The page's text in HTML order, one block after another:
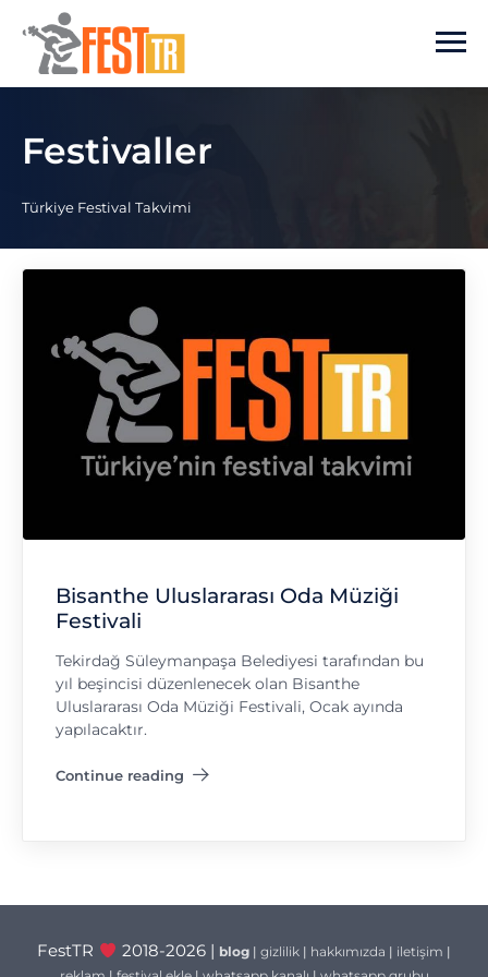
Ana içeriğe atla
Festivaller
Türkiye Festival Takvimi
Bisanthe Uluslararası Oda Müziği
Festivali
Tekirdağ Süleymanpaşa Belediyesi tarafından bu
yıl beşincisi düzenlenecek olan Bisanthe
Uluslararası Oda Müziği Festivali, Ocak ayında
yapılacaktır.
Continue reading
"Bisanthe Uluslararası Oda Müziği Festivali"
FestTR 2018-2026 | blog| gizlilik| hakkımızda | iletişim |